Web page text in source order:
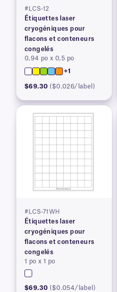
#LCS-12
Étiquettes laser
cryogéniques pour
flacons et conteneurs
congelés
0,94 po x 0,5 po
+1
$69.30 ($0.026/label)
#LCS-71WH
Étiquettes laser
cryogéniques pour
flacons et conteneurs
congelés
1 po x 1 po
$69.30 ($0.054/label)